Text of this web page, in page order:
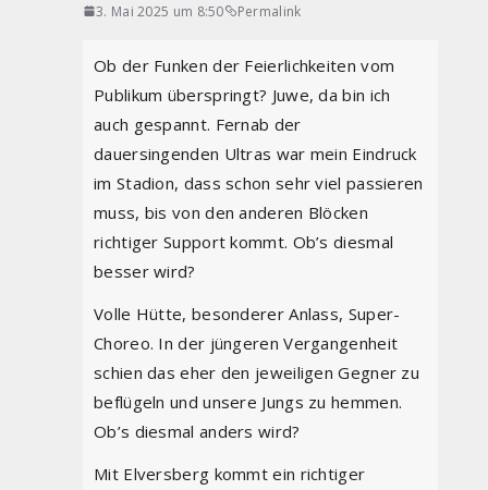
3. Mai 2025 um 8:50 Permalink
Ob der Funken der Feierlichkeiten vom
Publikum überspringt? Juwe, da bin ich
auch gespannt. Fernab der
dauersingenden Ultras war mein Eindruck
im Stadion, dass schon sehr viel passieren
muss, bis von den anderen Blöcken
richtiger Support kommt. Ob’s diesmal
besser wird?
Volle Hütte, besonderer Anlass, Super-
Choreo. In der jüngeren Vergangenheit
schien das eher den jeweiligen Gegner zu
beflügeln und unsere Jungs zu hemmen.
Ob’s diesmal anders wird?
Mit Elversberg kommt ein richtiger